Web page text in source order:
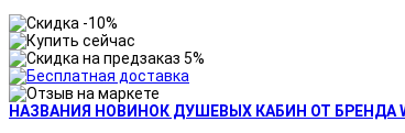
НАЗВАНИЯ НОВИНОК ДУШЕВЫХ КАБИН ОТ БРЕНДА